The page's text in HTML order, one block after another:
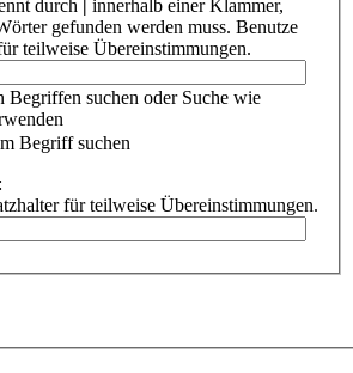
durch | innerhalb einer Klammer,
gefunden werden muss. Benutze
teilweise Übereinstimmungen.
Begriffen suchen oder Suche wie
Begriff suchen
für teilweise Übereinstimmungen.